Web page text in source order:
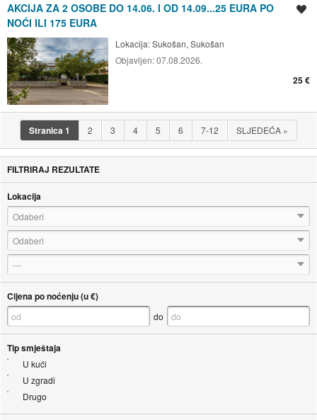
AKCIJA ZA 2 OSOBE DO 14.06. I OD 14.09...25 EURA PO
NOĆI ILI 175 EURA
Lokacija:Sukošan, Sukošan
Objavljen:07.08.2026.
25 €
Stranica1 2 3 4 5 6 7-12 SLJEDEĆA »
FILTRIRAJ REZULTATE
Lokacija
Odaberi
Odaberi
---
Cijena po noćenju (u €)
do
Tip smještaja
U kući
U zgradi
Drugo